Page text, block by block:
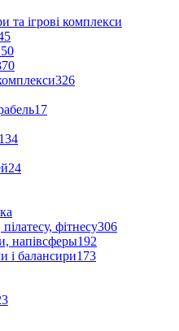
та ігрові комплекси
326
17
134
24
фітнесу306
напівсферы192
і балансири173